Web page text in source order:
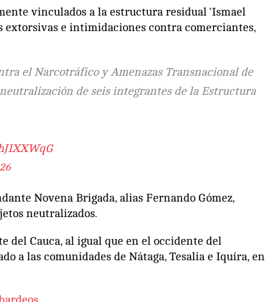
vinculados a la estructura residual ‘Ismael
extorsivas e intimidaciones contra comerciantes,
el Narcotráfico y Amenazas Transnacional de
de seis integrantes de la Estructura
Novena Brigada, alias Fernando Gómez,
neutralizados.
del Cauca, al igual que en el occidente del
a las comunidades de Nátaga, Tesalia e Iquíra, en